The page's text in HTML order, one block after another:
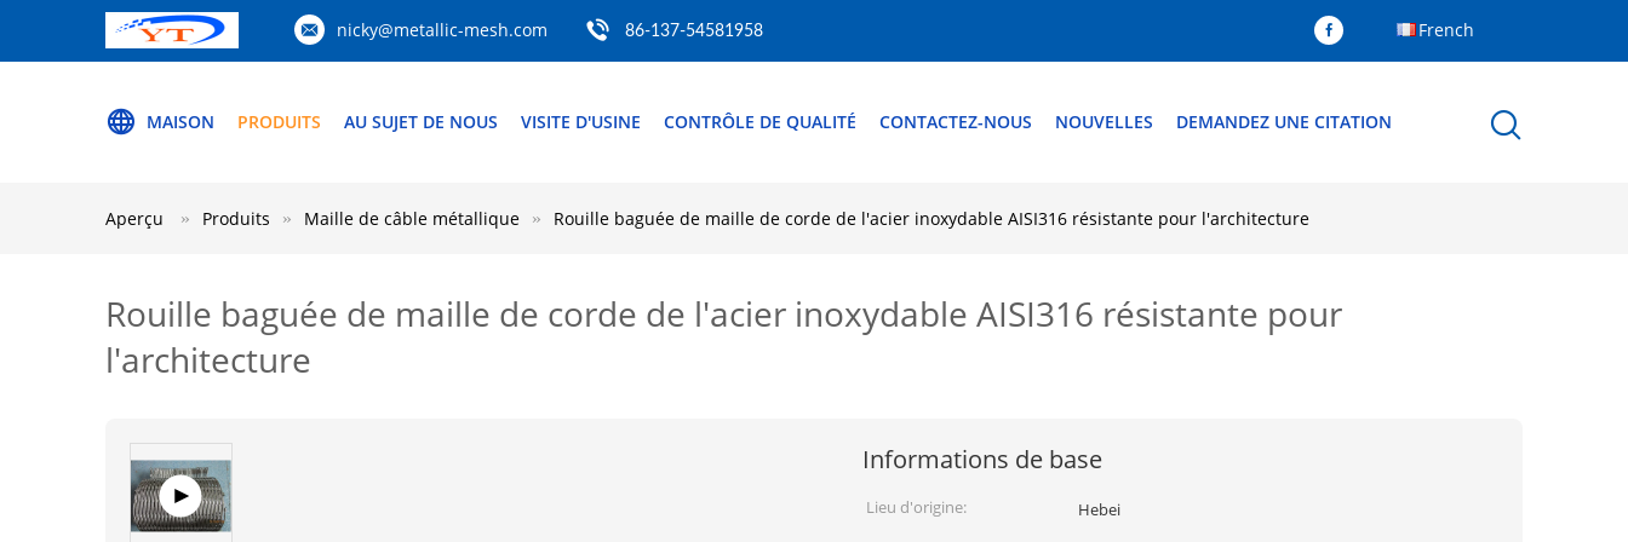
nicky@metallic-mesh.com 86-137-54581958 French
MAISON PRODUITS AU SUJET DE NOUS VISITE D'USINE CONTRÔLE DE QUALITÉ CONTACTEZ-NOUS NOUVELLES DEMANDEZ UNE CITATION
Aperçu Produits Maille de câble métallique Rouille baguée de maille de corde de l'acier inoxydable AISI316 résistante pour l'architecture
Rouille baguée de maille de corde de l'acier inoxydable AISI316 résistante pour
l'architecture
Informations de base
Lieu d'origine:
Hebei